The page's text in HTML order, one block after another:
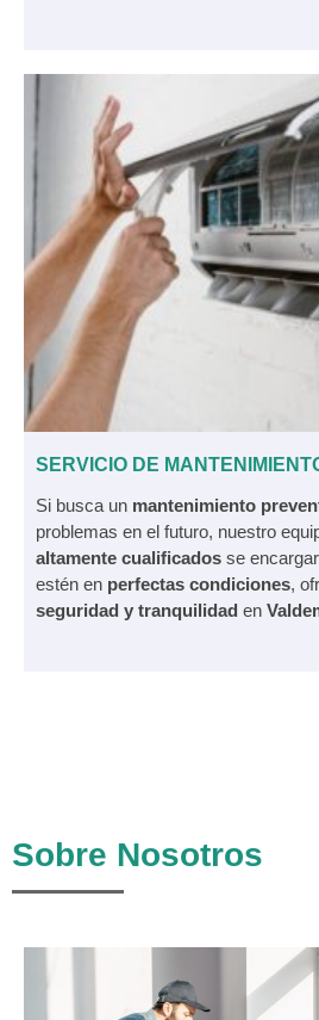
SERVICIO DE
Si busca un mantenimiento
problemas en el futuro, nuestro
altamente cualificados se
estén en perfectas condiciones,
seguridad y tranquilidad en
Sobre Nosotros